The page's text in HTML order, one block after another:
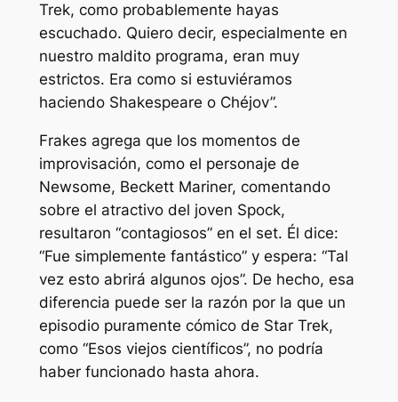
Trek, como probablemente hayas
escuchado. Quiero decir, especialmente en
nuestro maldito programa, eran muy
estrictos. Era como si estuviéramos
haciendo Shakespeare o Chéjov”.
Frakes agrega que los momentos de
improvisación, como el personaje de
Newsome, Beckett Mariner, comentando
sobre el atractivo del joven Spock,
resultaron “contagiosos” en el set. Él dice:
“Fue simplemente fantástico” y espera: “Tal
vez esto abrirá algunos ojos”. De hecho, esa
diferencia puede ser la razón por la que un
episodio puramente cómico de Star Trek,
como “Esos viejos científicos”, no podría
haber funcionado hasta ahora.